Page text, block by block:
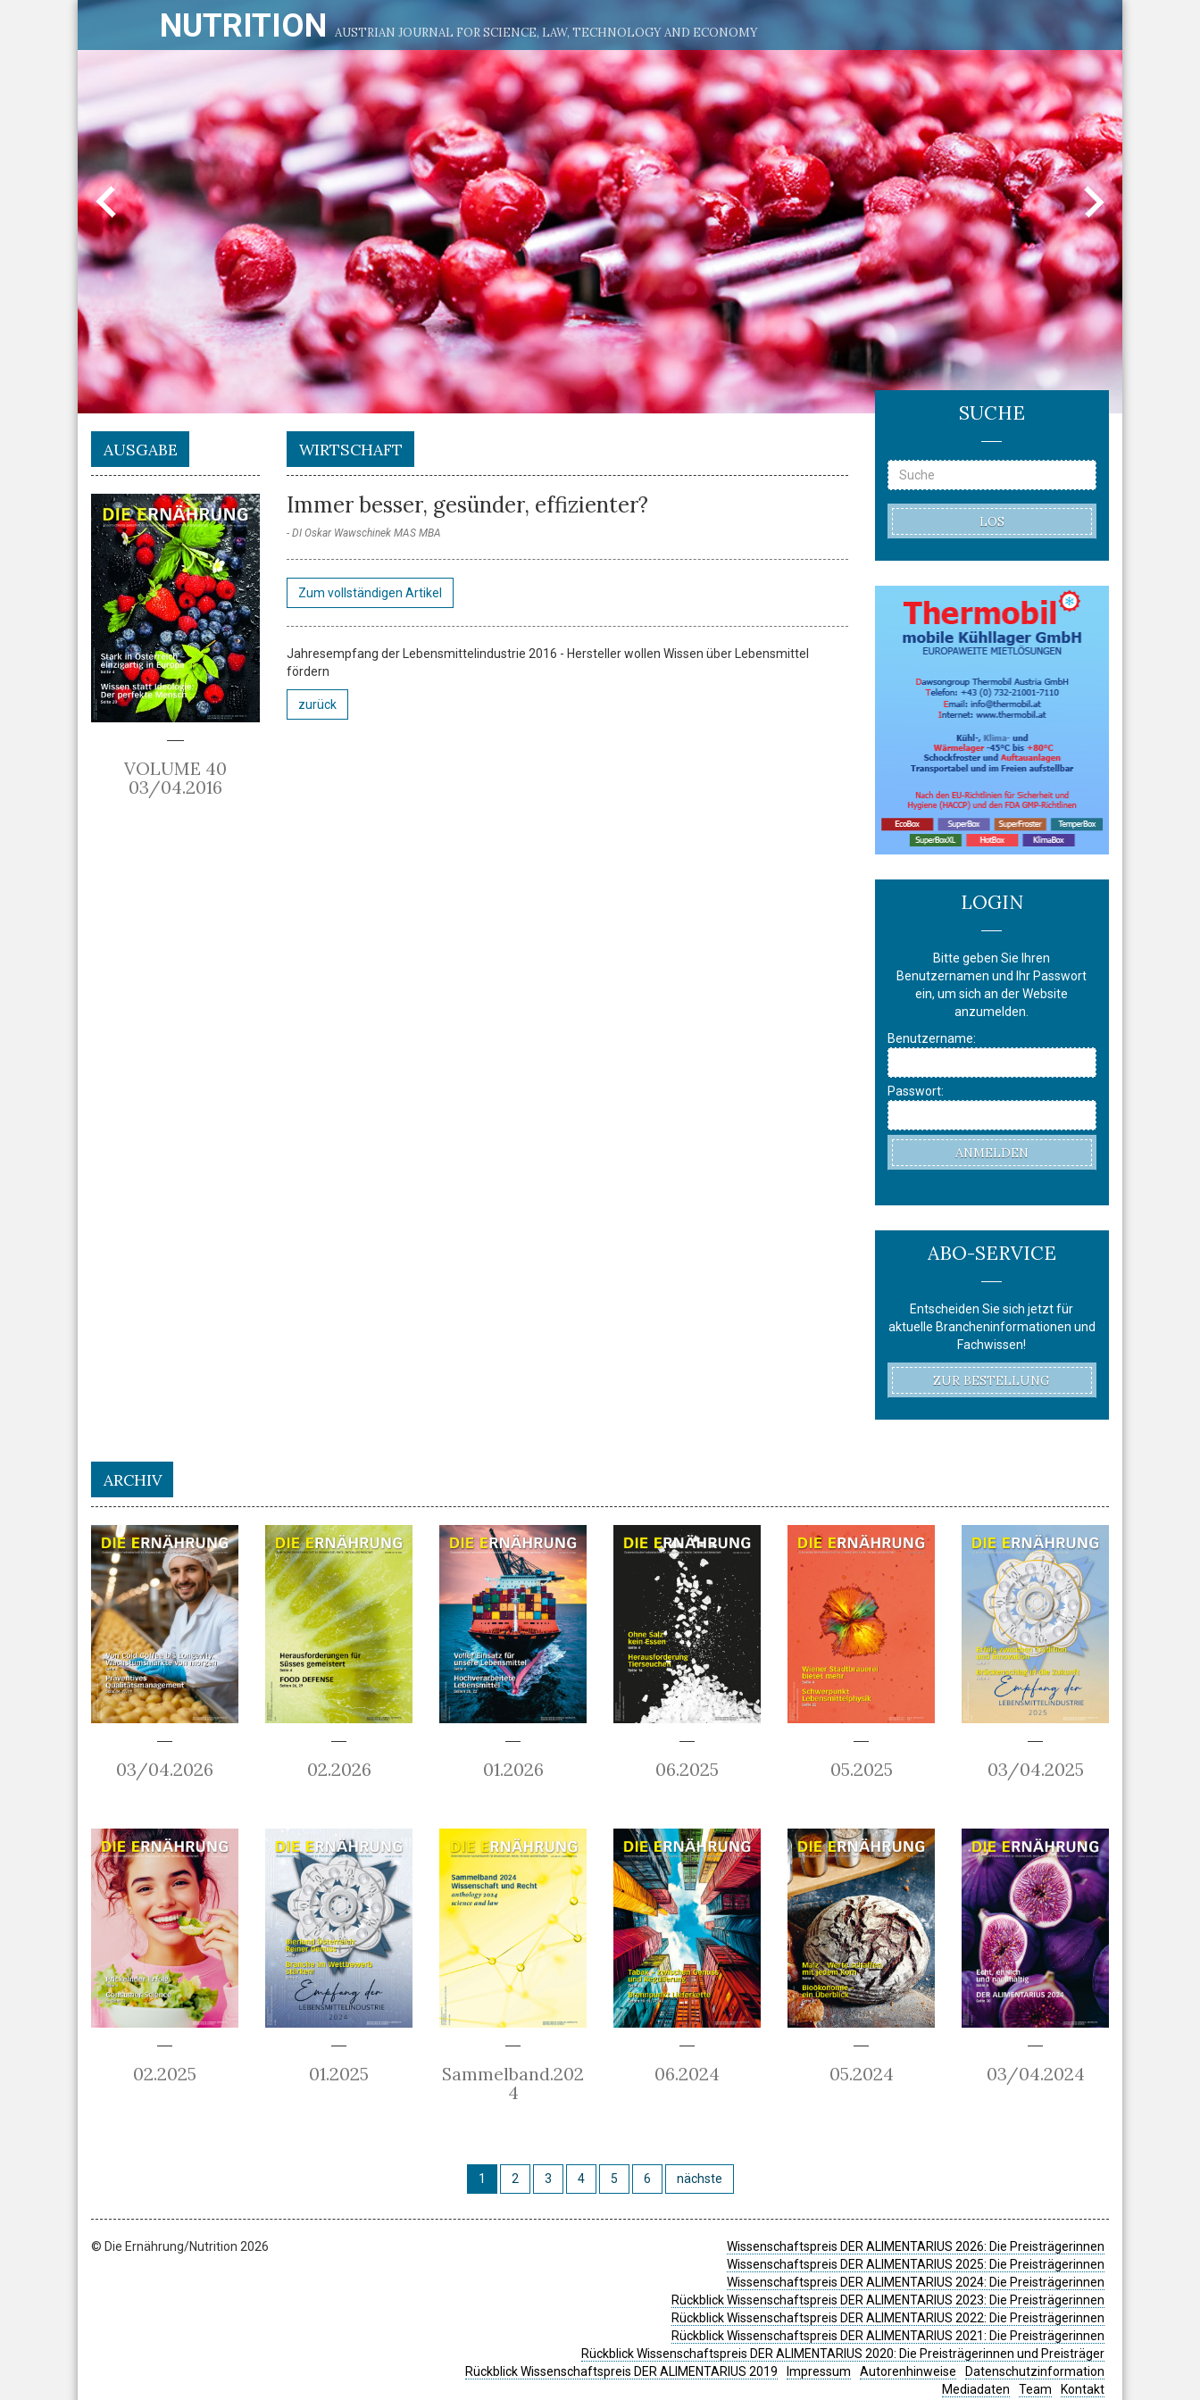
NUTRITIONAUSTRIAN JOURNAL FOR SCIENCE, LAW, TECHNOLOGY AND ECONOMY
AUSGABE
VOLUME 40
03/04.2016
WIRTSCHAFT
Immer besser, gesünder, effizienter?
DI Oskar Wawschinek MAS MBA
Zum vollständigen Artikel
Jahresempfang der Lebensmittelindustrie 2016 - Hersteller wollen Wissen über Lebensmittel
fördern
zurück
SUCHE
LOS
LOGIN
Bitte geben Sie Ihren
Benutzernamen und Ihr Passwort
ein, um sich an der Website
anzumelden.
Benutzername:
Passwort:
ANMELDEN
ABO-SERVICE
Entscheiden Sie sich jetzt für
aktuelle Brancheninformationen und
Fachwissen!
ZUR BESTELLUNG
ARCHIV
03/04.2026 02.2026 01.2026 06.2025 05.2025 03/04.2025
02.2025 01.2025
Sammelband.202
4
06.2024 05.2024 03/04.2024
1 2 3 4 5 6 nächste
© Die Ernährung/Nutrition 2026
Wissenschaftspreis DER ALIMENTARIUS 2026: Die Preisträgerinnen
Wissenschaftspreis DER ALIMENTARIUS 2025: Die Preisträgerinnen
Wissenschaftspreis DER ALIMENTARIUS 2024: Die Preisträgerinnen
Rückblick Wissenschaftspreis DER ALIMENTARIUS 2023: Die Preisträgerinnen
Rückblick Wissenschaftspreis DER ALIMENTARIUS 2022: Die Preisträgerinnen
Rückblick Wissenschaftspreis DER ALIMENTARIUS 2021: Die Preisträgerinnen
Rückblick Wissenschaftspreis DER ALIMENTARIUS 2020: Die Preisträgerinnen und Preisträger
Rückblick Wissenschaftspreis DER ALIMENTARIUS 2019
Impressum Autorenhinweise
Datenschutzinformation
Mediadaten
Team Kontakt